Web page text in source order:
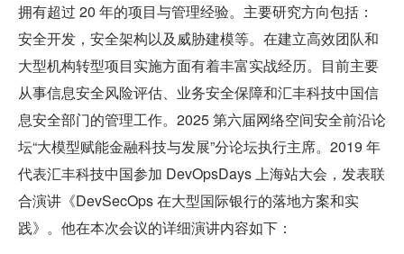
拥有超过 20 年的项目与管理经验。主要研究方向包括：
安全开发，安全架构以及威胁建模等。在建立高效团队和
大型机构转型项目实施方面有着丰富实战经历。目前主要
从事信息安全风险评估、业务安全保障和汇丰科技中国信
息安全部门的管理工作。2025 第六届网络空间安全前沿论
坛“大模型赋能金融科技与发展”分论坛执行主席。2019 年
代表汇丰科技中国参加 DevOpsDays 上海站大会，发表联
合演讲《DevSecOps 在大型国际银行的落地方案和实
践》。他在本次会议的详细演讲内容如下：